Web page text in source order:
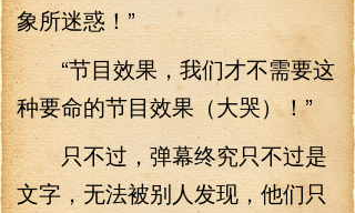
象所迷惑！”
“节目效果，我们才不需要这
种要命的节目效果（大哭）！”
只不过，弹幕终究只不过是
文字，无法被别人发现，他们只